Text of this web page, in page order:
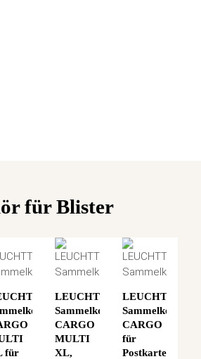
für Blister
für
LEUCHTTURM
Sammelkoffer
CARGO
MULTI
XL,
LEUCHTTURM
Sammelkoffer
CARGO
für
Postkarten